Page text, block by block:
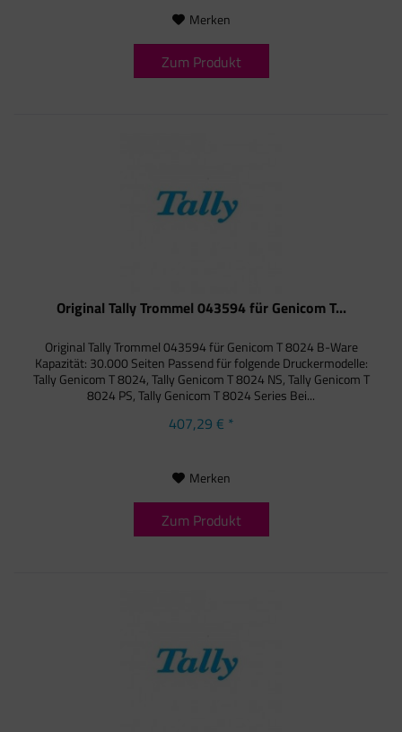
Merken
Zum Produkt
Original Tally Trommel 043594 für Genicom T...
Original Tally Trommel 043594 für Genicom T 8024 B-Ware
Kapazität: 30.000 Seiten Passend für folgende Druckermodelle:
Tally Genicom T 8024, Tally Genicom T 8024 NS, Tally Genicom T
8024 PS, Tally Genicom T 8024 Series Bei...
407,29 € *
Merken
Zum Produkt